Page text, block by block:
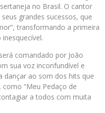
no Brasil. O cantor
grandes sucessos, que
transformando a primeira
comandado por João
sua voz inconfundível e
dançar ao som dos hits que
“Meu Pedaço de
a todos com muita